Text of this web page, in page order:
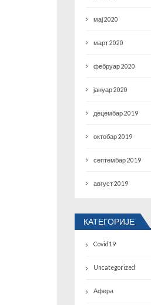
мај 2020
март 2020
фебруар 2020
јануар 2020
децембар 2019
октобар 2019
септембар 2019
август 2019
КАТЕГОРИЈЕ
Covid19
Uncategorized
Афера